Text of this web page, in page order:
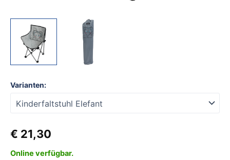
Varianten:
€ 21,30
Online verfügbar.